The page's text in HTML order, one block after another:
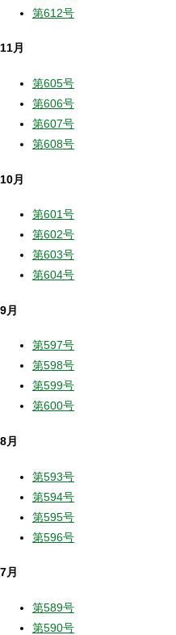
第612号
11月
第605号
第606号
第607号
第608号
10月
第601号
第602号
第603号
第604号
9月
第597号
第598号
第599号
第600号
8月
第593号
第594号
第595号
第596号
7月
第589号
第590号